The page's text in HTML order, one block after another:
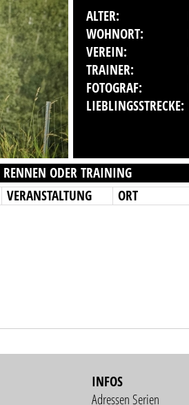
ALTER:
WOHNORT:
VEREIN:
TRAINER:
FOTOGRAF:
LIEBLINGSSTRECKE:
RENNEN ODER TRAINING
VERANSTALTUNG ORT
INFOS
Adressen Serien